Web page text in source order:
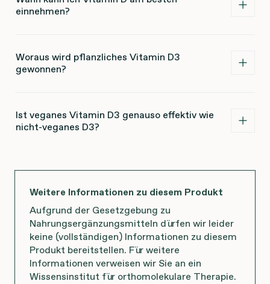
einnehmen?
Woraus wird pflanzliches Vitamin D3
gewonnen?
Ist veganes Vitamin D3 genauso effektiv wie
nicht-veganes D3?
Weitere Informationen zu diesem Produkt
Aufgrund der Gesetzgebung zu
Nahrungsergänzungsmitteln dürfen wir leider
keine (vollständigen) Informationen zu diesem
Produkt bereitstellen. Für weitere
Informationen verweisen wir Sie an ein
Wissensinstitut für orthomolekulare Therapie.